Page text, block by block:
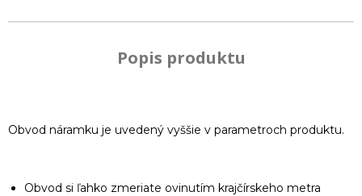
Popis produktu
Obvod náramku je uvedený vyššie v parametroch produktu.
Obvod si ľahko zmeriate ovinutím krajčírskeho metra